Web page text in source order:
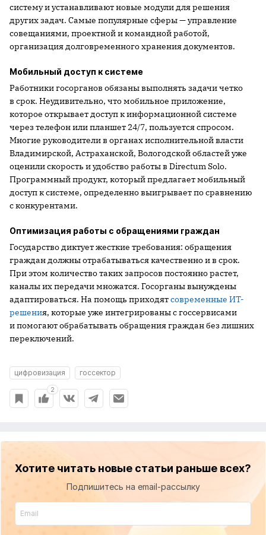
систему и устанавливают новые модули для решения
других задач. Самые популярные сферы — управление
совещаниями, проектной и командной работой,
организация долговременного хранения документов.
Мобильный доступ к системе
Работники госорганов обязаны выполнять задачи четко
в срок. Неудивительно, что мобильное приложение,
которое открывает доступ к информационной системе
через телефон или планшет 24/7, пользуется спросом.
Многие руководители в органах исполнительной власти
Владимирской, Астраханской, Вологодской областей уже
оценили скорость и удобство работы в Directum Solo.
Программный продукт, который предлагает мобильный
доступ к системе, определенно выигрывает по сравнению
с конкурентами.
Оптимизация работы с обращениями граждан
Государство диктует жесткие требования: обращения
граждан должны отрабатываться качественно и в срок.
При этом количество таких запросов постоянно растет,
каналы их передачи множатся. Госорганы вынуждены
адаптироваться. На помощь приходятсовременные ИТ-
решения, которые уже интегрированы с госсервисами
и помогают обрабатывать обращения граждан без лишних
переключений.
цифровизация госсектор
2
Хотите читать новые статьи раньше всех?
Подпишитесь на email-рассылку